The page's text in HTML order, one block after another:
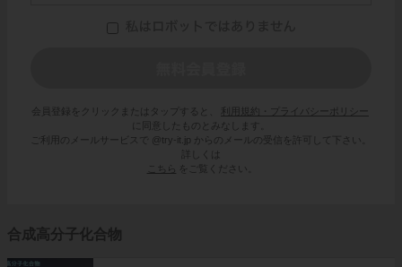
会員登録をクリックまたはタップすると、
利用規約・プライバシーポリシー
に同意したものとみなします。
ご利用のメールサービスで @try-it.jp からのメールの受信を許可して下さい。
詳しくは
こちら
をご覧ください。
合成高分子化合物